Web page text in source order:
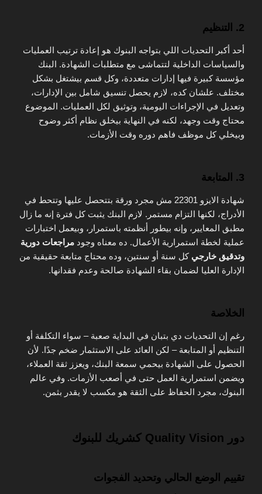
2. التنظيم
أحد أكبر التحديات اللي بتواجه البنوك هو إعادة ترتيب العمليات
والسياسات الداخلية لتتماشى مع متطلبات الشهادة. البنك
مؤسسة كبيرة فيها إدارات متعددة، وكل قسم بيشتغل بشكل
مختلف. علشان كده، لازم يحصل تنسيق شامل بين الإدارات،
وتعديل في الإجراءات اليومية، وتوثيق لكل العمليات. الموضوع
محتاج وقت وجهد، لكنه في النهاية بيخلق نظام أكثر وضوح
وبيخلي كل موظف فاهم دوره وقت الأزمات.
3. المتابعة
شهادة الايزو 22301 مش مجرد ورقة بتتحصل عليها وتتحط في
الأدراج، لكنها التزام مستمر. لازم البنك يثبت كل فترة إنه ما زال
مطبق المعايير، وإنه بيطور أنظمته باستمرار، وبيعمل اختبارات
عملية لخطة استمرارية الأعمال. ده معناه وجود مراجعات دورية
وتدقيق خارجي كل سنة أو سنتين، وده محتاج متابعة حقيقية من
الإدارة العليا لضمان بقاء الشهادة صالحة وعدم فقدانها.
الخلاصة
رغم إن التحديات دي بتبان في البداية صعبة – سواء التكلفة أو
التنظيم أو المتابعة – لكن العائد على الاستثمار ضخم جدًا. لأن
الحصول على الشهادة بيحمي سمعة البنك، ويعزز ثقة العملاء،
ويضمن استمرارية العمل حتى في أصعب الأزمات. وفي عالم
البنوك، مجرد الحفاظ على الثقة هو مكسب لا يقدر بثمن.
دور Quality Vision كشريك للبنوك
تقييم الوضع الحالي وتحديد الفجوات